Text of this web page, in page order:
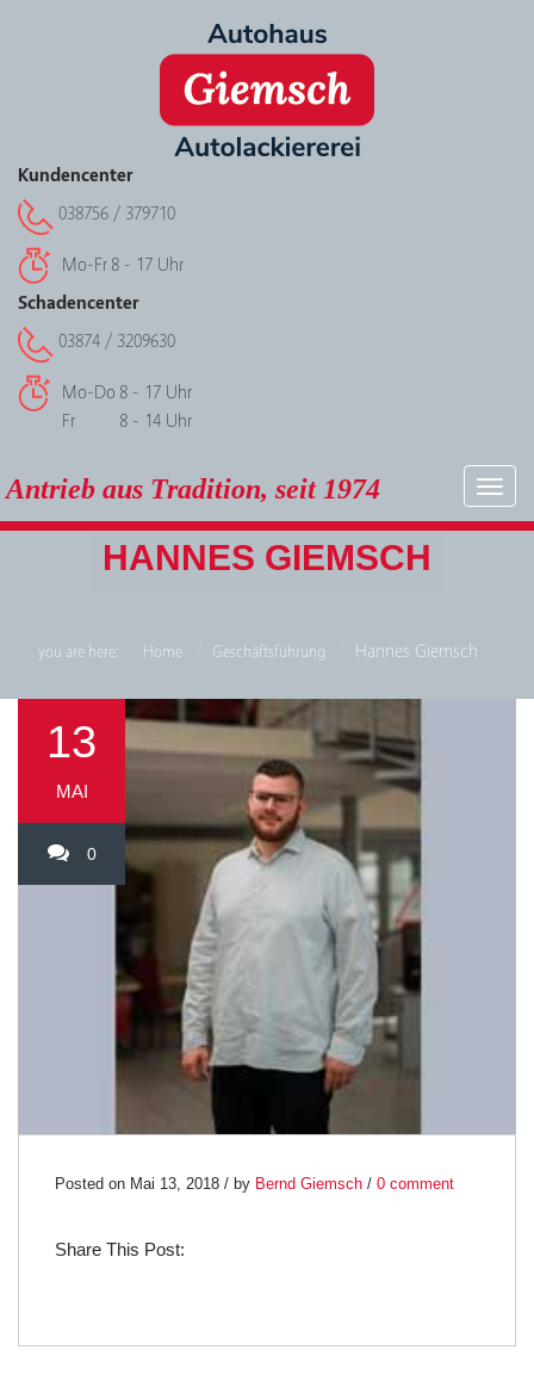
Kundencenter
038756 / 379710
Mo-Fr 8 - 17 Uhr
Schadencenter
03874 / 3209630
Mo-Do 8 - 17 Uhr
Fr
8 - 14 Uhr
Antrieb aus Tradition, seit 1974
HANNES GIEMSCH
you are here: Home Geschäftsführung Hannes Giemsch
13
MAI
0
Posted on Mai 13, 2018 / by Bernd Giemsch / 0 comment
Share This Post: